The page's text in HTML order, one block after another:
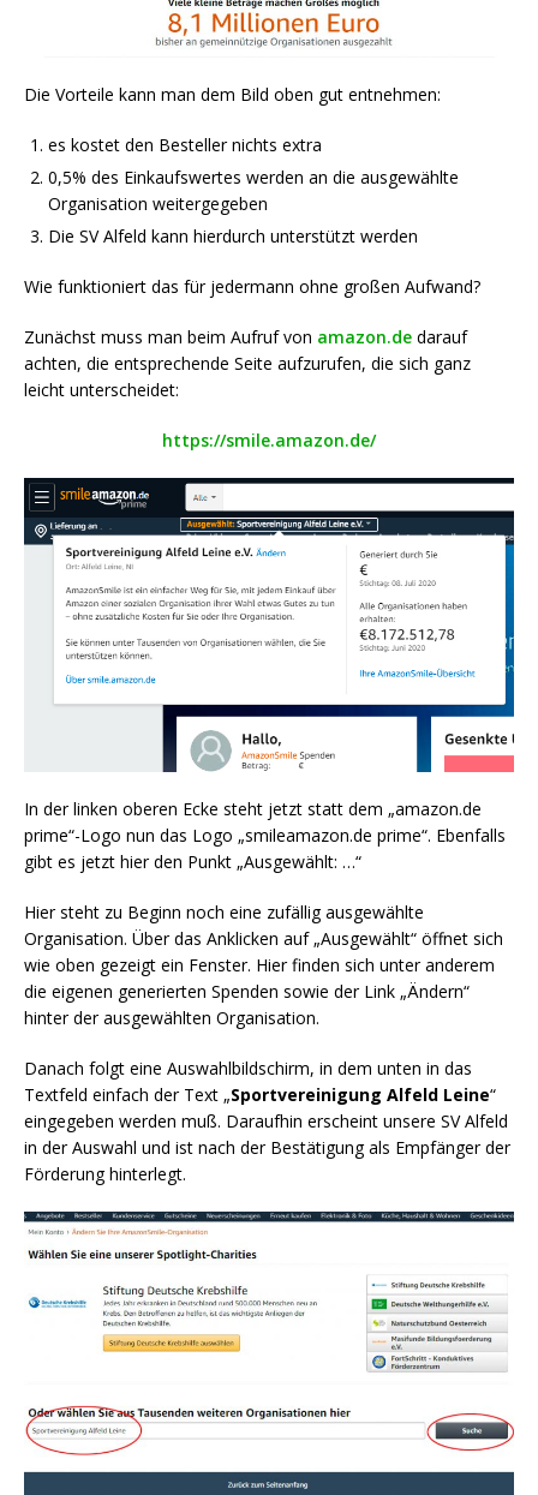
Die Vorteile kann man dem Bild oben gut entnehmen:
es kostet den Besteller nichts extra
0,5% des Einkaufswertes werden an die ausgewählte
Organisation weitergegeben
Die SV Alfeld kann hierdurch unterstützt werden
Wie funktioniert das für jedermann ohne großen Aufwand?
Zunächst muss man beim Aufruf von amazon.de darauf
achten, die entsprechende Seite aufzurufen, die sich ganz
leicht unterscheidet:
https://smile.amazon.de/
In der linken oberen Ecke steht jetzt statt dem „amazon.de
prime“-Logo nun das Logo „smileamazon.de prime“. Ebenfalls
gibt es jetzt hier den Punkt „Ausgewählt: …“
Hier steht zu Beginn noch eine zufällig ausgewählte
Organisation. Über das Anklicken auf „Ausgewählt“ öffnet sich
wie oben gezeigt ein Fenster. Hier finden sich unter anderem
die eigenen generierten Spenden sowie der Link „Ändern“
hinter der ausgewählten Organisation.
Danach folgt eine Auswahlbildschirm, in dem unten in das
Textfeld einfach der Text „Sportvereinigung Alfeld Leine“
eingegeben werden muß. Daraufhin erscheint unsere SV Alfeld
in der Auswahl und ist nach der Bestätigung als Empfänger der
Förderung hinterlegt.